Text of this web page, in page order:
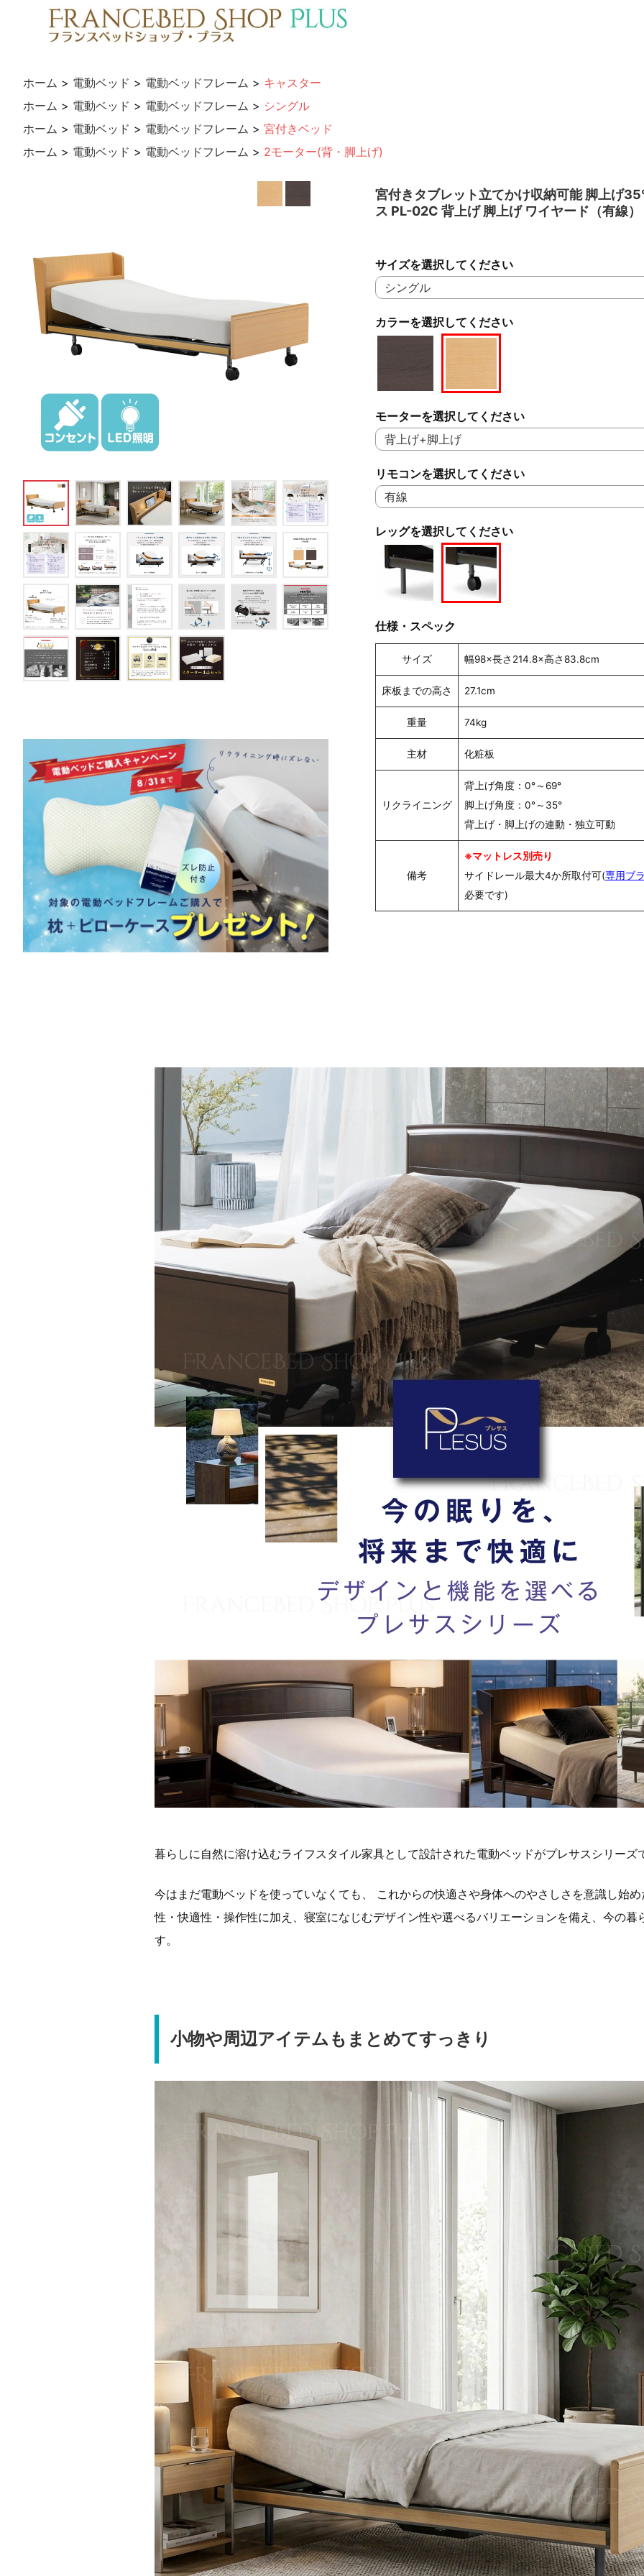
ホーム > 電動ベッド > 電動ベッドフレーム > キャスター
ホーム > 電動ベッド > 電動ベッドフレーム > シングル
ホーム > 電動ベッド > 電動ベッドフレーム > 宮付きベッド
ホーム > 電動ベッド > 電動ベッドフレーム > 2モーター(背・脚上げ)
宮付きタブレット立てかけ収納可能 脚上げ35°
ス PL-02C 背上げ 脚上げ ワイヤード（有線）
カラーを選択してください
サイズを選択してください
モーターを選択してください
リモコンを選択してください
レッグを選択してください
仕様・スペック
サイズ 幅98×長さ214.8×高さ83.8cm
床板までの高さ 27.1cm
重量 74kg
主材 化粧板
リクライニング
背上げ角度：0°～69°
脚上げ角度：0°～35°
背上げ・脚上げの連動・独立可動
備考
※マットレス別売り
サイドレール最大4か所取付可(専用ブ
必要です)
暮らしに自然に溶け込むライフスタイル家具として設計された電動ベッドがプレサスシリーズ
今はまだ電動ベッドを使っていなくても、 これからの快適さや身体へのやさしさを意識し始
性・快適性・操作性に加え、寝室になじむデザイン性や選べるバリエーションを備え、今の暮
す。
小物や周辺アイテムもまとめてすっきり